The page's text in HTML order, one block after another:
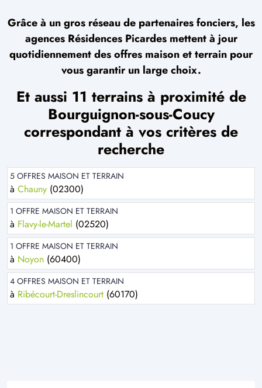
Grâce à un gros réseau de partenaires fonciers, les
agences Résidences Picardes mettent à jour
quotidiennement des offres maison et terrain pour
vous garantir un large choix.
Et aussi 11 terrains à proximité de
Bourguignon-sous-Coucy
correspondant à vos critères de
recherche
5 OFFRES MAISON ET TERRAIN
à Chauny (02300)
1 OFFRE MAISON ET TERRAIN
à Flavy-le-Martel (02520)
1 OFFRE MAISON ET TERRAIN
à Noyon (60400)
4 OFFRES MAISON ET TERRAIN
à Ribécourt-Dreslincourt (60170)